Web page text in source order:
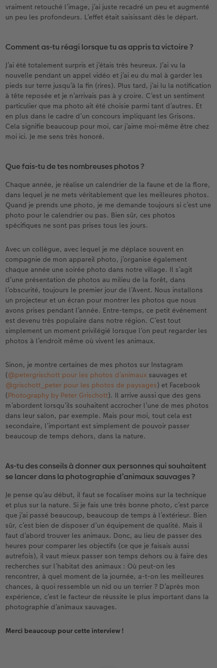
vraiment retouché l’image, j’ai juste recadré un peu et augmenté
un peu les profondeurs. L’effet était saisissant dès le départ.
Comment as-tu réagi lorsque tu as appris ta victoire ?
J’ai été totalement surpris et j’étais très heureux. J’ai vu la
nouvelle pendant un appel vidéo et j’ai eu du mal à garder les
pieds sur terre jusqu’à la fin (rires). Plus tard, j’ai lu la notification
à tête reposée et je n’arrivais pas à y croire. C’est un sentiment
particulier que ma photo ait été choisie parmi tant d’autres. Et
en plus dans le cadre d’un concours impliquant les Grisons.
Cela signifie beaucoup pour moi, car j’aime moi-même être chez
moi ici. Je me sens très honoré.
Que fais-tu de tes nombreuses photos ?
Chaque année, je réalise un calendrier de la faune et de la flore,
dans lequel je ne mets véritablement que les meilleures photos.
Quand je prends une photo, je me demande toujours si c’est une
photo pour le calendrier ou pas. Bien sûr, ces photos
spécifiques ne sont pas prises tous les jours.
Avec un collègue, avec lequel je me déplace souvent en
compagnie de mon appareil photo, j’organise également
chaque année une soirée photo dans notre village. Il s’agit
d’une présentation de photos au milieu de la forêt, dans
l’obscurité, toujours le premier jour de l’Avent. Nous installons
un projecteur et un écran pour montrer les photos que nous
avons prises pendant l’année. Entre-temps, ce petit événement
est devenu très populaire dans notre région. C’est tout
simplement un moment privilégié lorsque l’on peut regarder les
photos à l’endroit même où vivent les animaux.
Sinon, je montre certaines de mes photos sur Instagram
(@petergrischott pour les photos d’animaux sauvages et
@grischott_peter pour les photos de paysages) et Facebook
(Photography by Peter Grischott). Il arrive aussi que des gens
m’abordent lorsqu’ils souhaitent accrocher l’une de mes photos
dans leur salon, par exemple. Mais pour moi, tout cela est
secondaire, l’important est simplement de pouvoir passer
beaucoup de temps dehors, dans la nature.
As-tu des conseils à donner aux personnes qui souhaitent
se lancer dans la photographie d’animaux sauvages ?
Je pense qu’au début, il faut se focaliser moins sur la technique
et plus sur la nature. Si je fais une très bonne photo, c’est parce
que j’ai passé beaucoup, beaucoup de temps à l’extérieur. Bien
sûr, c’est bien de disposer d’un équipement de qualité. Mais il
faut d’abord trouver les animaux. Donc, au lieu de passer des
heures pour comparer les objectifs (ce que je faisais aussi
autrefois), il vaut mieux passer son temps dehors ou à faire des
recherches sur l’habitat des animaux : Où peut-on les
rencontrer, à quel moment de la journée, a-t-on les meilleures
chances, à quoi ressemble un nid ou un terrier ? D’après mon
expérience, c’est le facteur de réussite le plus important dans la
photographie d’animaux sauvages.
Merci beaucoup pour cette interview !